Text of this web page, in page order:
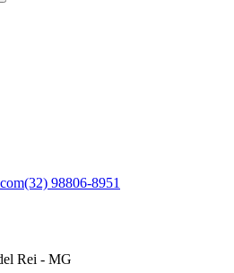
(32) 98806-8951
Rei - MG